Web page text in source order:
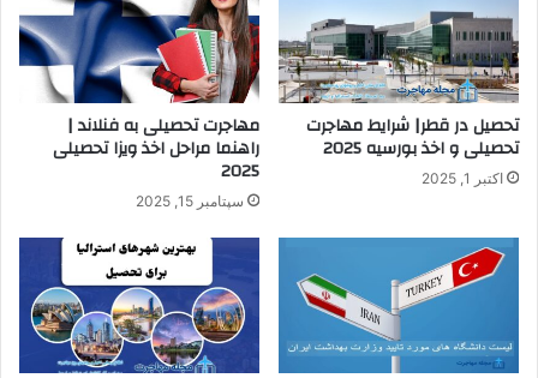
تحصیل در قطر| شرایط مهاجرت
تحصیلی و اخذ بورسیه 2025
اکتبر 1, 2025
مهاجرت تحصیلی به فنلاند |
راهنما مراحل اخذ ویزا تحصیلی
2025
سپتامبر 15, 2025